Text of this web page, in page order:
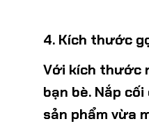
4. Kích thước
Với kích thước
bạn bè. Nắp
sản phẩm vừa